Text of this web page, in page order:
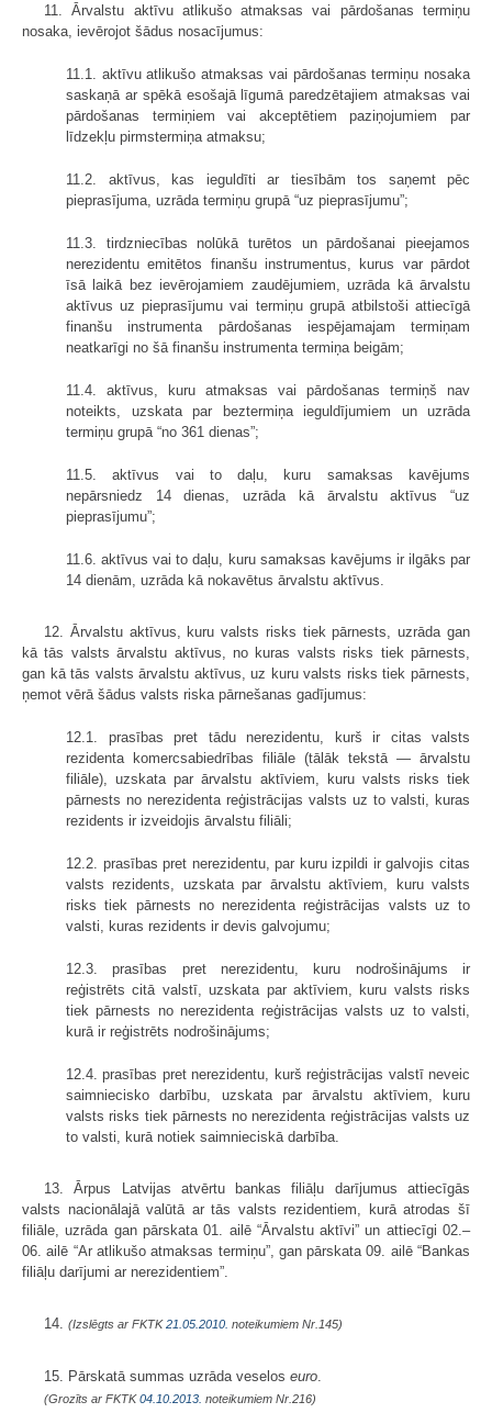
11. Ārvalstu aktīvu atlikušo atmaksas vai pārdošanas termiņu
nosaka, ievērojot šādus nosacījumus:
11.1. aktīvu atlikušo atmaksas vai pārdošanas termiņu nosaka
saskaņā ar spēkā esošajā līgumā paredzētajiem atmaksas vai
pārdošanas termiņiem vai akceptētiem paziņojumiem par
līdzekļu pirmstermiņa atmaksu;
11.2. aktīvus, kas ieguldīti ar tiesībām tos saņemt pēc
pieprasījuma, uzrāda termiņu grupā “uz pieprasījumu”;
11.3. tirdzniecības nolūkā turētos un pārdošanai pieejamos
nerezidentu emitētos finanšu instrumentus, kurus var pārdot
īsā laikā bez ievērojamiem zaudējumiem, uzrāda kā ārvalstu
aktīvus uz pieprasījumu vai termiņu grupā atbilstoši attiecīgā
finanšu instrumenta pārdošanas iespējamajam termiņam
neatkarīgi no šā finanšu instrumenta termiņa beigām;
11.4. aktīvus, kuru atmaksas vai pārdošanas termiņš nav
noteikts, uzskata par beztermiņa ieguldījumiem un uzrāda
termiņu grupā “no 361 dienas”;
11.5. aktīvus vai to daļu, kuru samaksas kavējums
nepārsniedz 14 dienas, uzrāda kā ārvalstu aktīvus “uz
pieprasījumu”;
11.6. aktīvus vai to daļu, kuru samaksas kavējums ir ilgāks par
14 dienām, uzrāda kā nokavētus ārvalstu aktīvus.
12. Ārvalstu aktīvus, kuru valsts risks tiek pārnests, uzrāda gan
kā tās valsts ārvalstu aktīvus, no kuras valsts risks tiek pārnests,
gan kā tās valsts ārvalstu aktīvus, uz kuru valsts risks tiek pārnests,
ņemot vērā šādus valsts riska pārnešanas gadījumus:
12.1. prasības pret tādu nerezidentu, kurš ir citas valsts
rezidenta komercsabiedrības filiāle (tālāk tekstā — ārvalstu
filiāle), uzskata par ārvalstu aktīviem, kuru valsts risks tiek
pārnests no nerezidenta reģistrācijas valsts uz to valsti, kuras
rezidents ir izveidojis ārvalstu filiāli;
12.2. prasības pret nerezidentu, par kuru izpildi ir galvojis citas
valsts rezidents, uzskata par ārvalstu aktīviem, kuru valsts
risks tiek pārnests no nerezidenta reģistrācijas valsts uz to
valsti, kuras rezidents ir devis galvojumu;
12.3. prasības pret nerezidentu, kuru nodrošinājums ir
reģistrēts citā valstī, uzskata par aktīviem, kuru valsts risks
tiek pārnests no nerezidenta reģistrācijas valsts uz to valsti,
kurā ir reģistrēts nodrošinājums;
12.4. prasības pret nerezidentu, kurš reģistrācijas valstī neveic
saimniecisko darbību, uzskata par ārvalstu aktīviem, kuru
valsts risks tiek pārnests no nerezidenta reģistrācijas valsts uz
to valsti, kurā notiek saimnieciskā darbība.
13. Ārpus Latvijas atvērtu bankas filiāļu darījumus attiecīgās
valsts nacionālajā valūtā ar tās valsts rezidentiem, kurā atrodas šī
filiāle, uzrāda gan pārskata 01. ailē “Ārvalstu aktīvi” un attiecīgi 02.–
06. ailē “Ar atlikušo atmaksas termiņu”, gan pārskata 09. ailē “Bankas
filiāļu darījumi ar nerezidentiem”.
14. (Izslēgts ar FKTK21.05.2010. noteikumiem Nr.145)
15. Pārskatā summas uzrāda veselos euro.
(Grozīts ar FKTK04.10.2013. noteikumiem Nr.216)